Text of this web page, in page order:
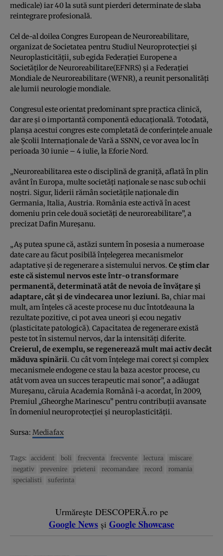
medicale) iar 40 la sută sunt pierderi determinate de slaba
reintegrare profesională.
Cel de-al doilea Congres European de Neuroreabilitare,
organizat de Societatea pentru Studiul Neuroprotecţiei şi
Neuroplasticităţii, sub egida Federaţiei Europene a
Societăţilor de Neuroreabilitare(EFNRS) şi a Federaţiei
Mondiale de Neuroreabilitare (WFNR), a reunit personalităţi
ale lumii neurologie mondiale.
Congresul este orientat predominant spre practica clinică,
dar are şi o importantă componentă educaţională. Totodată,
planşa acestui congres este completată de conferinţele anuale
ale Şcolii Internaţionale de Vară a SSNN, ce vor avea loc în
perioada 30 iunie – 4 iulie, la Eforie Nord.
„Neuroreabilitarea este o disciplină de graniţă, aflată în plin
avânt în Europa, multe societăţi naţionale se nasc sub ochii
noştri. Sigur, liderii rămân societăţile naţionale din
Germania, Italia, Austria. România este activă în acest
domeniu prin cele două societăţi de neuroreabilitare”, a
precizat Dafin Mureşanu.
„Aş putea spune că, astăzi suntem în posesia a numeroase
date care au făcut posibilă înţelegerea mecanismelor
adaptative şi de regenerare a sistemului nervos. Ce ştim clar
este că sistemul nervos este într-o transformare
permanentă, determinată atât de nevoia de învăţare şi
adaptare, cât şi de vindecarea unor leziuni. Ba, chiar mai
mult, am înţeles că aceste procese nu duc întotdeauna la
rezultate pozitive, ci pot avea uneori şi ecou negativ
(plasticitate patologică). Capacitatea de regenerare există
peste tot în sistemul nervos, dar la intensităţi diferite.
Creierul, de exemplu, se regenerează mult mai activ decât
măduva spinării. Cu cât vom înţelege mai corect şi complex
mecanismele endogene ce stau la baza acestor procese, cu
atât vom avea un succes terapeutic mai sonor”, a adăugat
Mureşanu, căruia Academia Română i-a acordat, în 2009,
Premiul „Gheorghe Marinescu” pentru contribuţii avansate
în domeniul neuroprotecţiei şi neuroplasticităţii.
Sursa: Mediafax
Tags: accident boli frecventa frecvente lectura
miscare
negativ
prevenire prieteni recomandare record
romania
specialisti
suferinta
Urmărește DESCOPERĂ.ro pe
Google News și Google Showcase